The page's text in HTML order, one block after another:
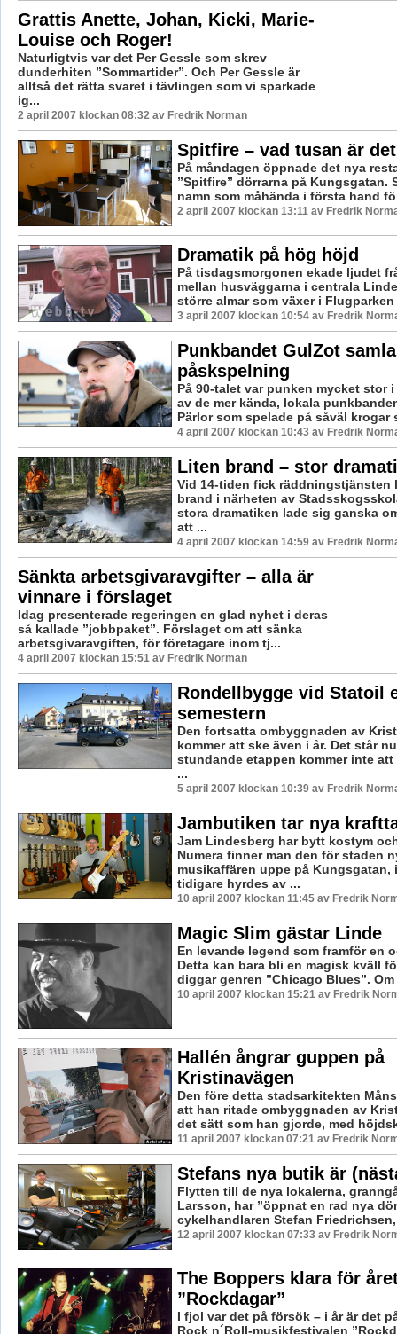
Grattis Anette, Johan, Kicki, Marie-
Louise och Roger!
Naturligtvis var det Per Gessle som skrev
dunderhiten ”Sommartider”. Och Per Gessle är
alltså det rätta svaret i tävlingen som vi sparkade
ig...
2 april 2007 klockan 08:32 av Fredrik Norman
Spitfire – vad tusan är
På måndagen öppnade det nya
”Spitfire” dörrarna på Kungsgatan.
namn som måhända i första hand
2 april 2007 klockan 13:11 av Fredrik
Dramatik på hög höjd
På tisdagsmorgonen ekade ljudet
mellan husväggarna i centrala
större almar som växer i
3 april 2007 klockan 10:54 av Fredrik
Punkbandet GulZot
påskspelning
På 90-talet var punken mycket stor
av de mer kända, lokala
Pärlor som spelade på såväl krogar
4 april 2007 klockan 10:43 av Fredrik
Liten brand – stor
Vid 14-tiden fick räddningstjänsten
brand i närheten av
stora dramatiken lade sig ganska
att ...
4 april 2007 klockan 14:59 av Fredrik
Sänkta arbetsgivaravgifter – alla är
vinnare i förslaget
Idag presenterade regeringen en glad nyhet i deras
så kallade ”jobbpaket”. Förslaget om att sänka
arbetsgivaravgiften, för företagare inom tj...
4 april 2007 klockan 15:51 av Fredrik Norman
Rondellbygge vid Statoil
semestern
Den fortsatta ombyggnaden av
kommer att ske även i år. Det står
stundande etappen kommer inte att
...
5 april 2007 klockan 10:39 av Fredrik
Jambutiken tar nya
Jam Lindesberg har bytt kostym
Numera finner man den för staden
musikaffären uppe på Kungsgatan,
tidigare hyrdes av ...
10 april 2007 klockan 11:45 av Fredrik
Magic Slim gästar Linde
En levande legend som framför en
Detta kan bara bli en magisk kväll
diggar genren ”Chicago Blues”.
10 april 2007 klockan 15:21 av Fredrik
Hallén ångrar guppen på
Kristinavägen
Den före detta stadsarkitekten
att han ritade ombyggnaden av
det sätt som han gjorde, med
11 april 2007 klockan 07:21 av Fredrik
Stefans nya butik är
Flytten till de nya lokalerna,
Larsson, har ”öppnat en rad nya
cykelhandlaren Stefan
12 april 2007 klockan 07:33 av Fredrik
The Boppers klara för
”Rockdagar”
I fjol var det på försök – i år är det
Rock n´Roll-musikfestivalen